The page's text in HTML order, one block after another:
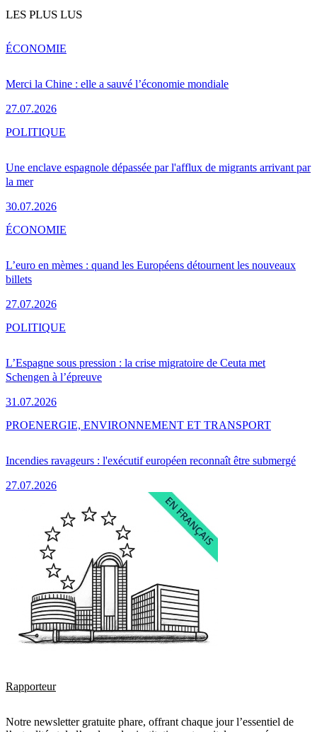
LES PLUS LUS
Merci la Chine : elle a sauvé l’économie mondiale
27.07.2026
ÉCONOMIE
Une enclave espagnole dépassée par l'afflux de migrants arrivant par
la mer
30.07.2026
POLITIQUE
L’euro en mèmes : quand les Européens détournent les nouveaux
billets
27.07.2026
ÉCONOMIE
L’Espagne sous pression : la crise migratoire de Ceuta met
Schengen à l’épreuve
31.07.2026
POLITIQUE
Incendies ravageurs : l'exécutif européen reconnaît être submergé
27.07.2026
PROENERGIE, ENVIRONNEMENT ET TRANSPORT
Rapporteur
Notre newsletter gratuite phare, offrant chaque jour l’essentiel de